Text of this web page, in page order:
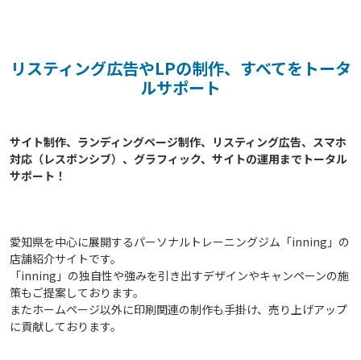
リスティング広告やLPの制作、すべてをトータ
ルサポート
サイト制作、ランディングページ制作、リスティング広告、スマホ
対応（レスポンシブ）、グラフィック、サイトの運用までトータル
サポート！
愛知県を中心に展開するパーソナルトレーニングジム「inning」の
店舗紹介サイトです。
「inning」の独自性や強みを引き出すデザインやキャンペーンの施
策もご提案しております。
またホームページ以外に印刷関連の制作も手掛け、売り上げアップ
に貢献しております。